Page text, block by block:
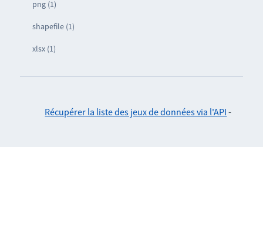
png (1)
shapefile (1)
xlsx (1)
Récupérer la liste des jeux de données via l'API -